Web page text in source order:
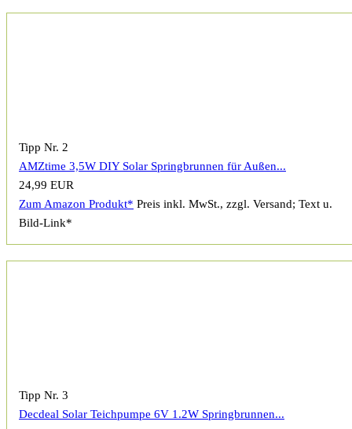
Tipp Nr. 2
AMZtime 3,5W DIY Solar Springbrunnen für Außen...
24,99 EUR
Zum Amazon Produkt* Preis inkl. MwSt., zzgl. Versand; Text u.
Bild-Link*
Tipp Nr. 3
Decdeal Solar Teichpumpe 6V 1.2W Springbrunnen...